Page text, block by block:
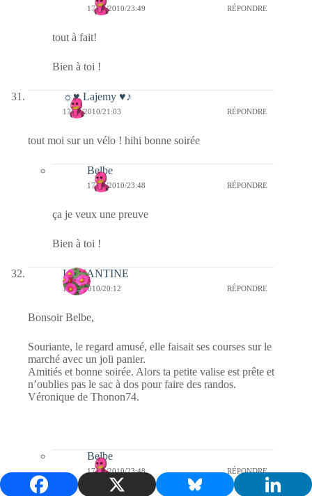
17/08/2010/23:49 RÉPONDRE
tout à fait!
Bien à toi !
☼♥ Lajemy ♥♪
17/08/2010/21:03 RÉPONDRE
tout moi sur un vélo ! hihi bonne soirée
Belbe
17/08/2010/23:48 RÉPONDRE
ça je veux une preuve
Bien à toi !
LEMANTINE
17/08/2010/20:12 RÉPONDRE
Bonsoir Belbe,
Souriante, le regard amusé, elle faisait ses courses sur le
marché avec un joli panier.
Amitiés et bonne soirée. Alors ta petite valise est prête et
n’oublies pas le sac à dos pour faire des randos.
Véronique de Thonon74.
Belbe
17/08/2010/23:48 RÉPONDRE